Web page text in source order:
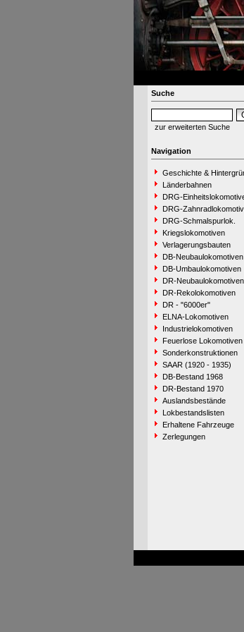
Suche
zur erweiterten Suche
Navigation
Geschichte &
Länderbahnen
DRG-
DRG-
DRG-Schmalspurlok.
Kriegslokomotiven
Verlagerungsbauten
DB-Neubaulokomotiven
DB-Umbaulokomotiven
DR-Neubaulokomotiven
DR-Rekolokomotiven
DR - "6000er"
ELNA-Lokomotiven
Industrielokomotiven
Feuerlose Lokomotiven
Sonderkonstruktionen
SAAR (1920 - 1935)
DB-Bestand 1968
DR-Bestand 1970
Auslandsbestände
Lokbestandslisten
Erhaltene Fahrzeuge
Zerlegungen